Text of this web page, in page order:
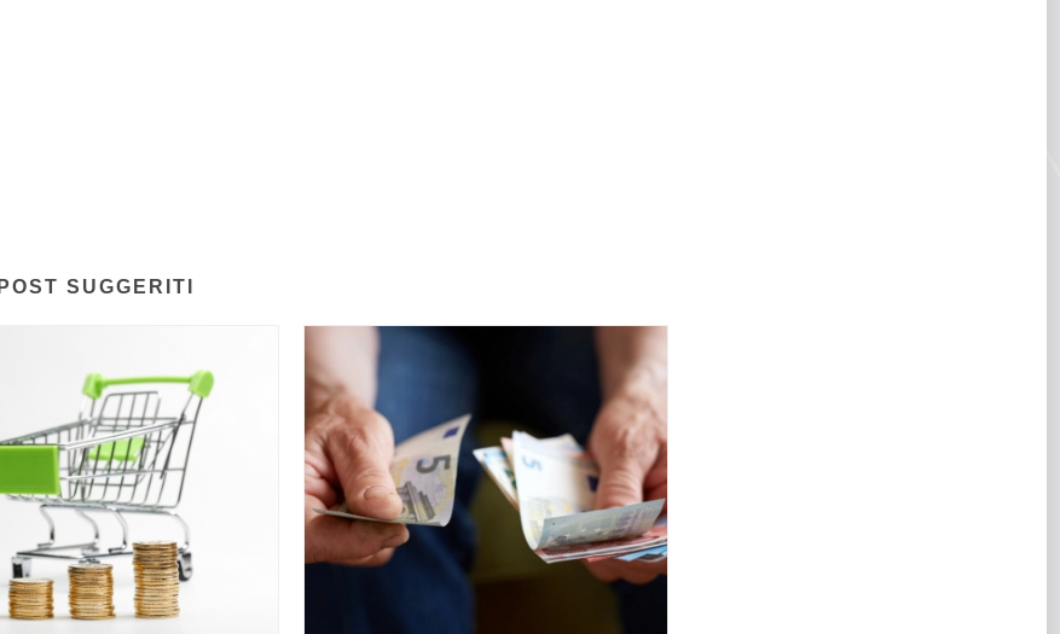
POST SUGGERITI